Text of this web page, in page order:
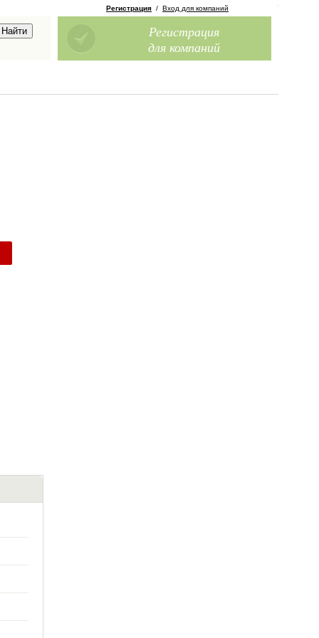
Регистрация / Вход для компаний
Регистрация
для компаний